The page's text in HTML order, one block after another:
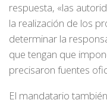
respuesta, «las
la realización de los
determinar la
que tengan que
precisaron fuentes
El mandatario